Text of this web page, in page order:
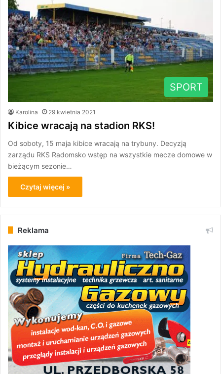
SPORT
Karolina 29 kwietnia 2021
Kibice wracają na stadion RKS!
Od soboty, 15 maja kibice wracają na trybuny. Decyzją
zarządu RKS Radomsko wstęp na wszystkie mecze domowe w
bieżącym sezonie…
Czytaj więcej »
Reklama